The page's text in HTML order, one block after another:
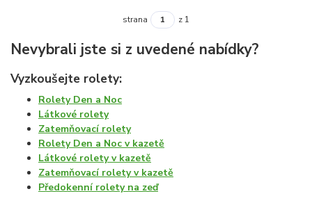
strana z 1
Nevybrali jste si z uvedené nabídky?
Vyzkoušejte rolety:
Rolety Den a Noc
Látkové rolety
Zatemňovací rolety
Rolety Den a Noc v kazetě
Látkové rolety v kazetě
Zatemňovací rolety v kazetě
Předokenní rolety na zeď